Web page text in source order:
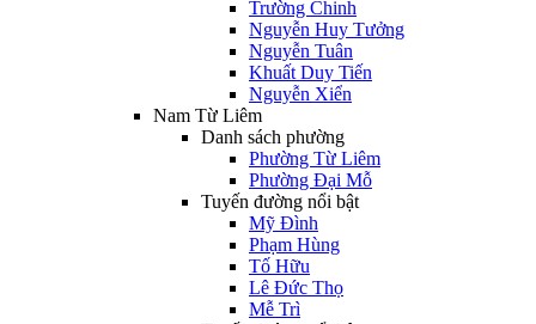
Trường Chinh
Nguyễn Huy Tưởng
Nguyễn Tuân
Khuất Duy Tiến
Nguyễn Xiển
Nam Từ Liêm
Danh sách phường
Phường Từ Liêm
Phường Đại Mỗ
Tuyến đường nổi bật
Mỹ Đình
Phạm Hùng
Tố Hữu
Lê Đức Thọ
Mễ Trì